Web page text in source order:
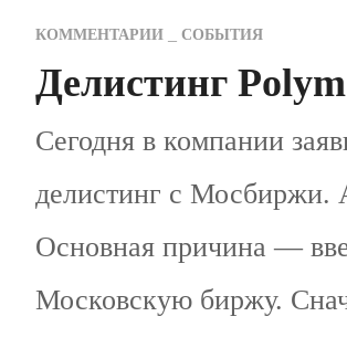
КОММЕНТАРИИ СОБЫТИЯ
Делистинг
Сегодня в компании
делистинг с
Основная причина —
Московскую биржу.